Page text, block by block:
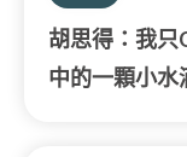
胡思得：我只
中的一顆小水